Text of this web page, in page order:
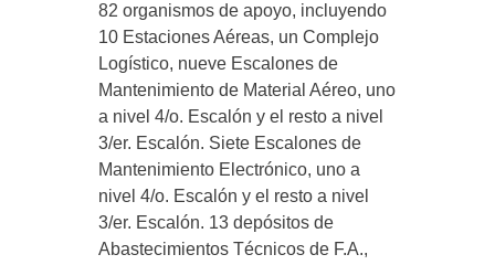
82 organismos de apoyo, incluyendo
10 Estaciones Aéreas, un Complejo
Logístico, nueve Escalones de
Mantenimiento de Material Aéreo, uno
a nivel 4/o. Escalón y el resto a nivel
3/er. Escalón. Siete Escalones de
Mantenimiento Electrónico, uno a
nivel 4/o. Escalón y el resto a nivel
3/er. Escalón. 13 depósitos de
Abastecimientos Técnicos de F.A.,